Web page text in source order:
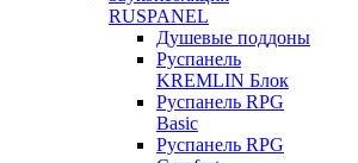
RUSPANEL
Душевые поддоны
Руспанель
KREMLIN Блок
Руспанель RPG
Basic
Руспанель RPG